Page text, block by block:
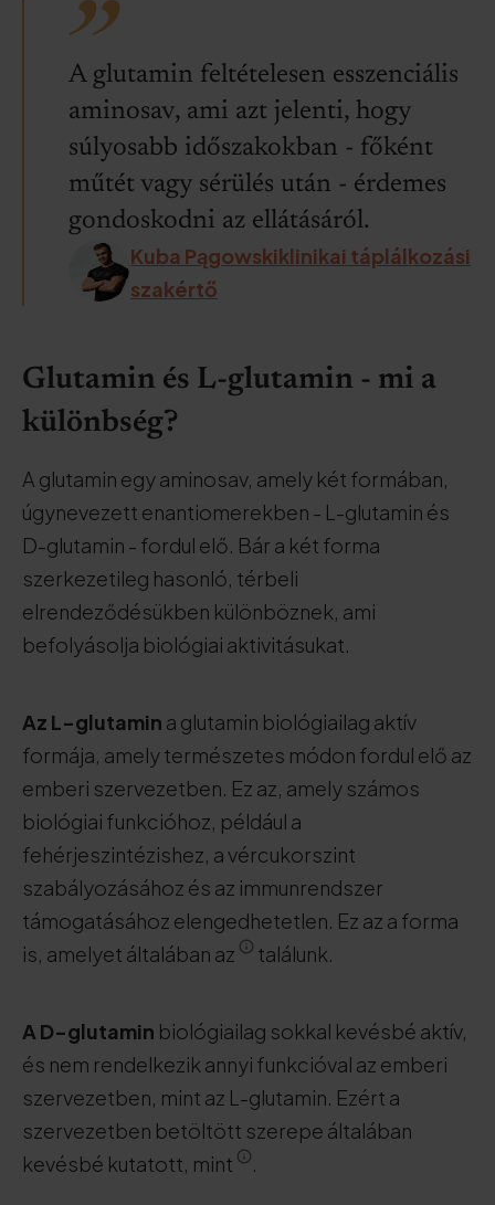
A glutamin feltételesen esszenciális
aminosav, ami azt jelenti, hogy
súlyosabb időszakokban - főként
műtét vagy sérülés után - érdemes
gondoskodni az ellátásáról.
Kuba Pągowskiklinikai táplálkozási
szakértő
Glutamin és L-glutamin - mi a
különbség?
A glutamin egy aminosav, amely két formában,
úgynevezett enantiomerekben - L-glutamin és
D-glutamin - fordul elő. Bár a két forma
szerkezetileg hasonló, térbeli
elrendeződésükben különböznek, ami
befolyásolja biológiai aktivitásukat.
Az L-glutamin a glutamin biológiailag aktív
formája, amely természetes módon fordul elő az
emberi szervezetben. Ez az, amely számos
biológiai funkcióhoz, például a
fehérjeszintézishez, a vércukorszint
szabályozásához és az immunrendszer
támogatásához elengedhetetlen. Ez az a forma
is, amelyet általában az
találunk.
A D-glutamin biológiailag sokkal kevésbé aktív,
és nem rendelkezik annyi funkcióval az emberi
szervezetben, mint az L-glutamin. Ezért a
szervezetben betöltött szerepe általában
kevésbé kutatott, mint
.